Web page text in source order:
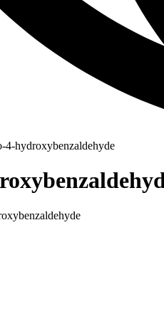
4-hydroxybenzaldehyde